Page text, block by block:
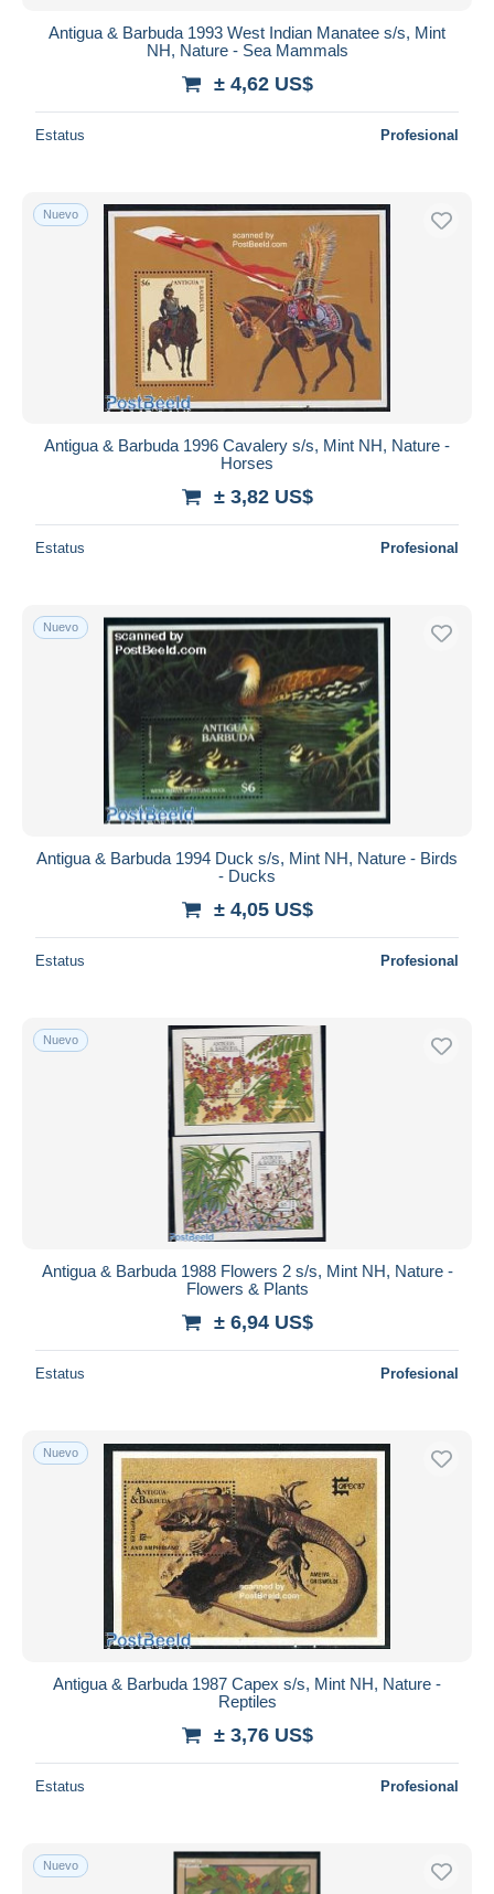
Antigua & Barbuda 1993 West Indian Manatee s/s, Mint
NH, Nature - Sea Mammals
± 4,62 US$
Estatus Profesional
Nuevo
Antigua & Barbuda 1996 Cavalery s/s, Mint NH, Nature -
Horses
± 3,82 US$
Estatus Profesional
Nuevo
Antigua & Barbuda 1994 Duck s/s, Mint NH, Nature - Birds
- Ducks
± 4,05 US$
Estatus Profesional
Nuevo
Antigua & Barbuda 1988 Flowers 2 s/s, Mint NH, Nature -
Flowers & Plants
± 6,94 US$
Estatus Profesional
Nuevo
Antigua & Barbuda 1987 Capex s/s, Mint NH, Nature -
Reptiles
± 3,76 US$
Estatus Profesional
Nuevo